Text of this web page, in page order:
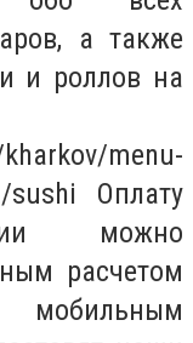
а также
и роллов на
menu-
sushi Оплату
можно
расчетом